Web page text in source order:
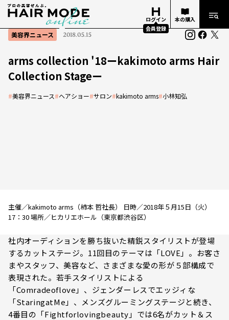
ログイン
会員登録
本の購入
美容界ニュース 2018.05.15
arms collection '18ーkakimoto arms Hair
Collection Stageー
#美容界ニュース#ヘアショー#サロン#kakimoto arms#小林知弘
主催／kakimoto arms（柿本 哲社長） 日時／2018年５月15日（火）
17：30 場所／ヒカリエホール（東京都渋谷区）
社内オーディションを勝ち抜いた精鋭スタイリストが登場
するカットステージ。11回目のテーマは「LOVE」。お客さ
まやスタッフ、美容など、さまざまな愛の形が５部構成で
表現された。若手スタイリストによる
「Comradeoflove」、ジェンダーレスでエッジィな
「StaringatMe」、メンズグルーミングステージと続き、
4番目の「Fightforlovingbeauty」では6名がカット＆ス